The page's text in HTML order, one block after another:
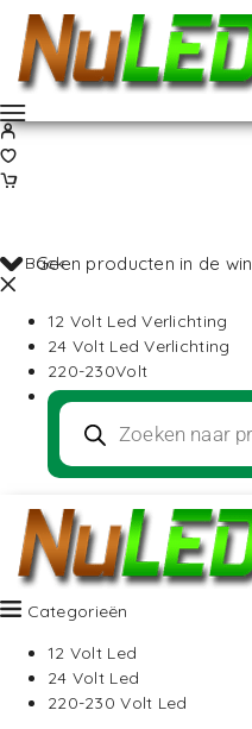
Geen producten in de
Back
12 Volt Led Verlichting
24 Volt Led Verlichting
220-230Volt
Categorieën
12 Volt Led
24 Volt Led
220-230 Volt Led